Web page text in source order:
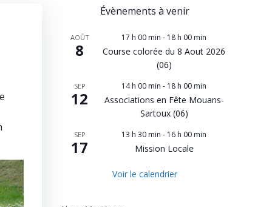
Évènements à venir
AOÛT
8
17 h 00 min - 18 h 00 min
Course colorée du 8 Aout 2026
(06)
SEP
12
14 h 00 min - 18 h 00 min
Associations en Fête Mouans-
Sartoux (06)
SEP
17
13 h 30 min - 16 h 00 min
Mission Locale
Voir le calendrier